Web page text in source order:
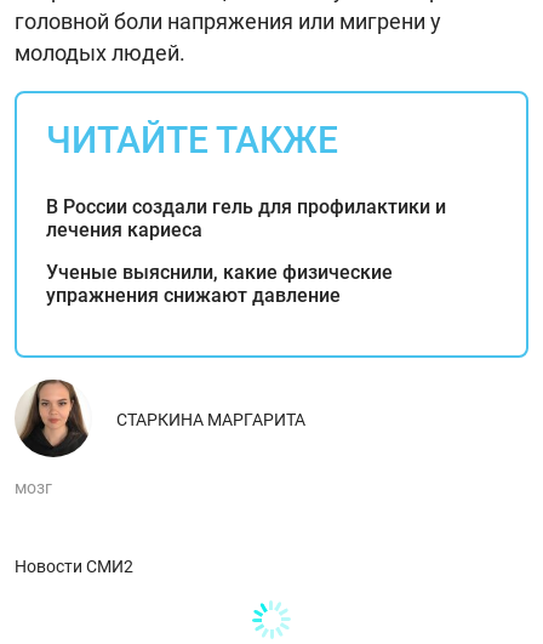
головной боли напряжения или мигрени у
молодых людей.
ЧИТАЙТЕ ТАКЖЕ
В России создали гель для профилактики и
лечения кариеса
Ученые выяснили, какие физические
упражнения снижают давление
СТАРКИНА МАРГАРИТА
мозг
Новости СМИ2